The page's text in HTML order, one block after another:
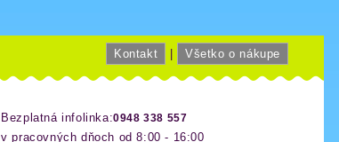
Kontakt Všetko o nákupe
Bezplatná infolinka:0948 338 557
v pracovných dňoch od 8:00 - 16:00